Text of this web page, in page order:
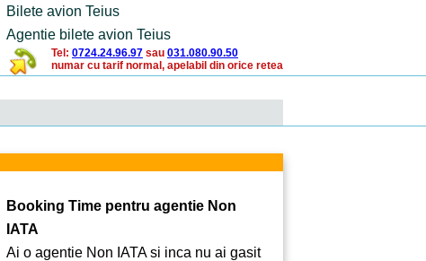
Bilete avion Teius
Agentie bilete avion Teius
Tel: 0724.24.96.97 sau 031.080.90.50
numar cu tarif normal, apelabil din orice retea
Booking Time pentru agentie Non
IATA
Ai o agentie Non IATA si inca nu ai gasit